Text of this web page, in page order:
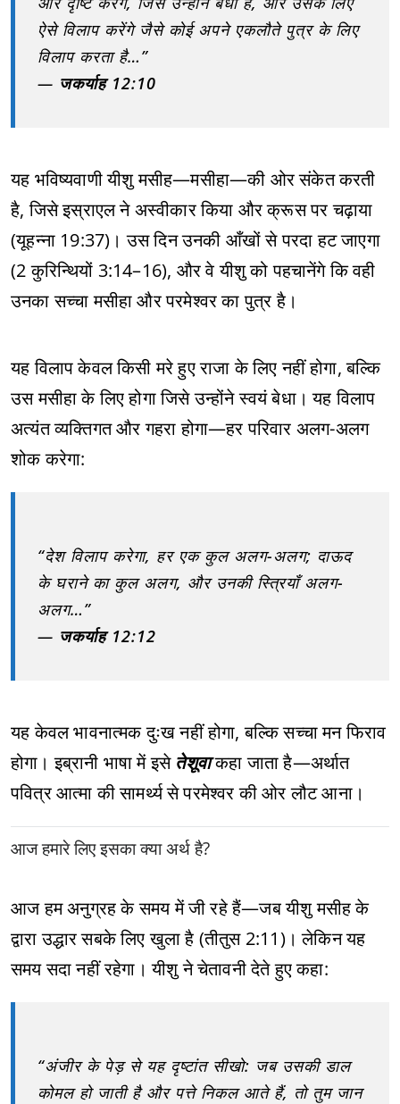
ऐसे विलाप करेंगे जैसे कोई अपने एकलौते पुत्र के लिए
विलाप करता है…”
— जकर्याह 12:10
यह भविष्यवाणी यीशु मसीह—मसीहा—की ओर संकेत करती
है, जिसे इस्राएल ने अस्वीकार किया और क्रूस पर चढ़ाया
(यूहन्ना 19:37)। उस दिन उनकी आँखों से परदा हट जाएगा
(2 कुरिन्थियों 3:14–16), और वे यीशु को पहचानेंगे कि वही
उनका सच्चा मसीहा और परमेश्वर का पुत्र है।
यह विलाप केवल किसी मरे हुए राजा के लिए नहीं होगा, बल्कि
उस मसीहा के लिए होगा जिसे उन्होंने स्वयं बेधा। यह विलाप
अत्यंत व्यक्तिगत और गहरा होगा—हर परिवार अलग-अलग
शोक करेगा:
“देश विलाप करेगा, हर एक कुल अलग-अलग; दाऊद
के घराने का कुल अलग, और उनकी स्त्रियाँ अलग-
अलग…”
— जकर्याह 12:12
यह केवल भावनात्मक दुःख नहीं होगा, बल्कि सच्चा मन फिराव
होगा। इब्रानी भाषा में इसे तेशूवाकहा जाता है—अर्थात
पवित्र आत्मा की सामर्थ्य से परमेश्वर की ओर लौट आना।
आज हमारे लिए इसका क्या अर्थ है?
आज हम अनुग्रह के समय में जी रहे हैं—जब यीशु मसीह के
द्वारा उद्धार सबके लिए खुला है (तीतुस 2:11)। लेकिन यह
समय सदा नहीं रहेगा। यीशु ने चेतावनी देते हुए कहा:
“अंजीर के पेड़ से यह दृष्टांत सीखो: जब उसकी डाल
कोमल हो जाती है और पत्ते निकल आते हैं, तो तुम जान